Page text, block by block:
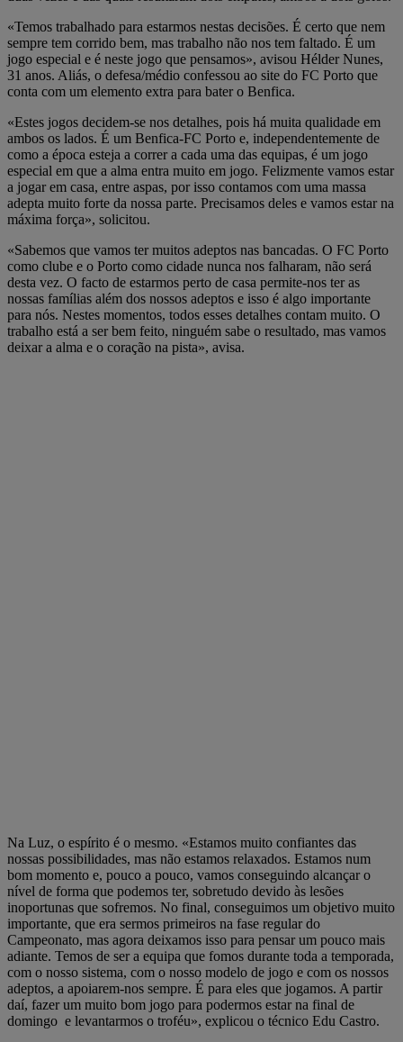
«Temos trabalhado para estarmos nestas decisões. É certo que nem
sempre tem corrido bem, mas trabalho não nos tem faltado. É um
jogo especial e é neste jogo que pensamos», avisou Hélder Nunes,
31 anos. Aliás, o defesa/médio confessou ao site do FC Porto que
conta com um elemento extra para bater o Benfica.
«Estes jogos decidem-se nos detalhes, pois há muita qualidade em
ambos os lados. É um Benfica-FC Porto e, independentemente de
como a época esteja a correr a cada uma das equipas, é um jogo
especial em que a alma entra muito em jogo. Felizmente vamos estar
a jogar em casa, entre aspas, por isso contamos com uma massa
adepta muito forte da nossa parte. Precisamos deles e vamos estar na
máxima força», solicitou.
«Sabemos que vamos ter muitos adeptos nas bancadas. O FC Porto
como clube e o Porto como cidade nunca nos falharam, não será
desta vez. O facto de estarmos perto de casa permite-nos ter as
nossas famílias além dos nossos adeptos e isso é algo importante
para nós. Nestes momentos, todos esses detalhes contam muito. O
trabalho está a ser bem feito, ninguém sabe o resultado, mas vamos
deixar a alma e o coração na pista», avisa.
Na Luz, o espírito é o mesmo. «Estamos muito confiantes das
nossas possibilidades, mas não estamos relaxados. Estamos num
bom momento e, pouco a pouco, vamos conseguindo alcançar o
nível de forma que podemos ter, sobretudo devido às lesões
inoportunas que sofremos. No final, conseguimos um objetivo muito
importante, que era sermos primeiros na fase regular do
Campeonato, mas agora deixamos isso para pensar um pouco mais
adiante. Temos de ser a equipa que fomos durante toda a temporada,
com o nosso sistema, com o nosso modelo de jogo e com os nossos
adeptos, a apoiarem-nos sempre. É para eles que jogamos. A partir
daí, fazer um muito bom jogo para podermos estar na final de
domingo e levantarmos o troféu», explicou o técnico Edu Castro.